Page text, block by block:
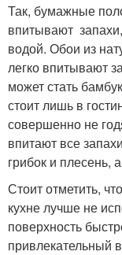
Так, бумажные
впитывают
водой. Обои из
легко впитывают
может стать
стоит лишь в
совершенно не
впитают все
грибок и плесень,
Стоит отметить,
кухне лучше не
поверхность
привлекательный